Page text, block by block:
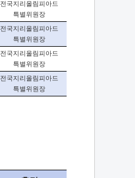
전국지리올림피아드
특별위원장
전국지리올림피아드
특별위원장
전국지리올림피아드
특별위원장
전국지리올림피아드
특별위원장